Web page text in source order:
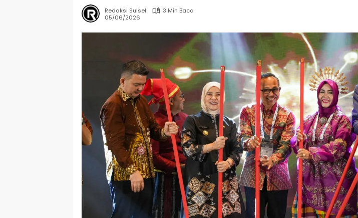
Redaksi Sulsel
3 Min Baca
05/06/2026